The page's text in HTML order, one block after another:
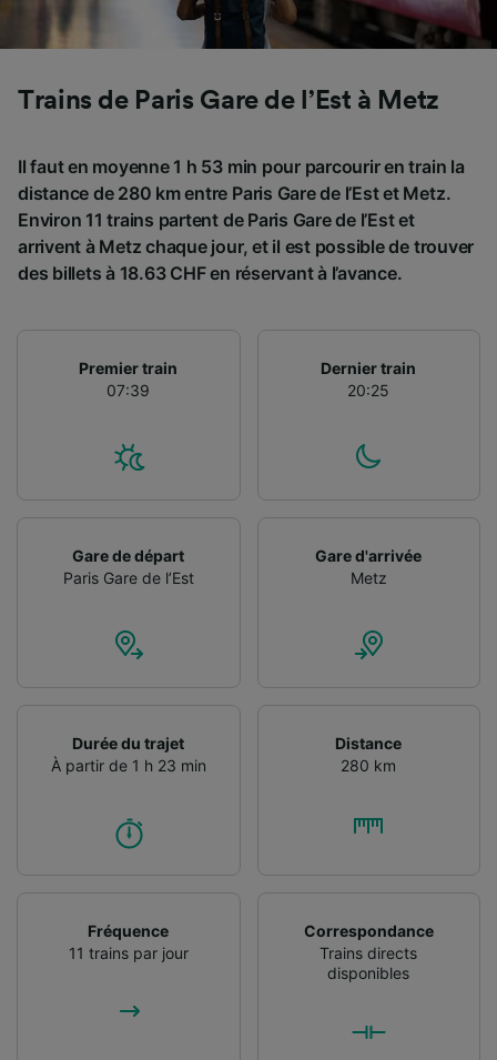
Trains de Paris Gare de l’Est à Metz
Il faut en moyenne 1 h 53 min pour parcourir en train la
distance de 280 km entre Paris Gare de l’Est et Metz.
Environ 11 trains partent de Paris Gare de l’Est et
arrivent à Metz chaque jour, et il est possible de trouver
des billets à 18.63 CHF en réservant à l’avance.
Premier train
07:39
Dernier train
20:25
Gare de départ
Paris Gare de l’Est
Gare d'arrivée
Metz
Durée du trajet
À partir de 1 h 23 min
Distance
280 km
Fréquence
11 trains par jour
Correspondance
Trains directs
disponibles
Utiliser des données de géolocalisation
précises. Analyser activement les
l’identification. Stocker et/ou accéder à des
informations sur un appareil. Publicités et
études d’audience et développement de
services.
Liste de nos partenaires (fournisseurs)